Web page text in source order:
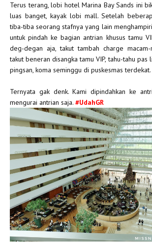
Terus terang, lobi hotel Marina Bay Sands ini
luas banget, kayak lobi mall. Setelah
tiba-tiba seorang stafnya yang lain
untuk pindah ke bagian antrian khusus tamu
deg-degan aja, takut tambah charge macam-
takut beneran disangka tamu VIP, tahu-tahu
pingsan, koma seminggu di puskesmas terdekat.
Ternyata gak denk. Kami dipindahkan ke
mengurai antrian saja. #UdahGR